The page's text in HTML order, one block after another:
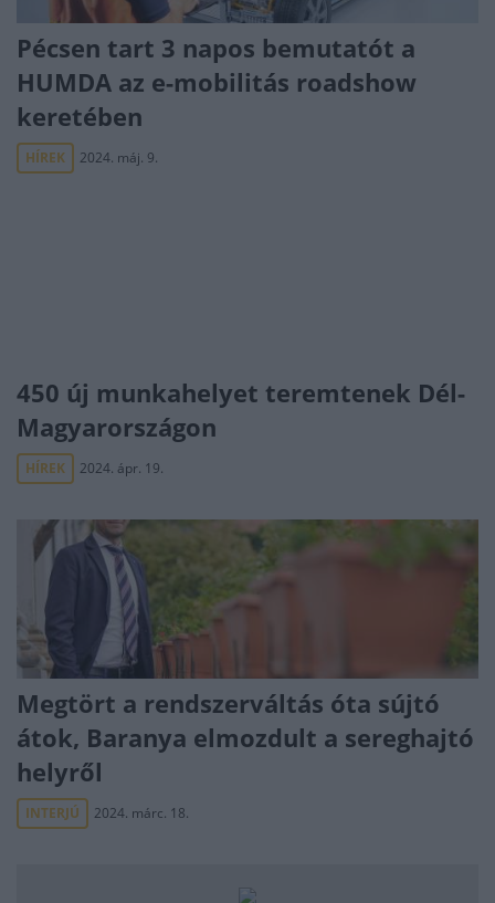
Pécsen tart 3 napos bemutatót a
HUMDA az e-mobilitás roadshow
keretében
HÍREK 2024. máj. 9.
450 új munkahelyet teremtenek Dél-
Magyarországon
HÍREK 2024. ápr. 19.
Megtört a rendszerváltás óta sújtó
átok, Baranya elmozdult a sereghajtó
helyről
INTERJÚ 2024. márc. 18.